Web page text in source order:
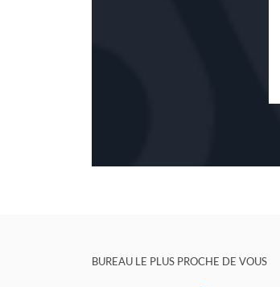
BUREAU LE PLUS PROCHE DE VOUS